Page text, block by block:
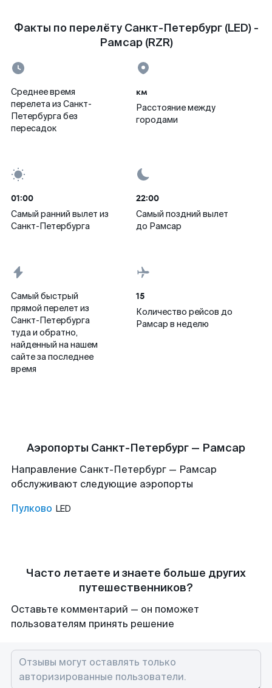
Факты по перелёту Санкт-Петербург (LED) -
Рамсар (RZR)
Среднее время
перелета из Санкт-
Петербурга без
пересадок
км
Расстояние между
городами
01:00
Самый ранний вылет из
Санкт-Петербурга
22:00
Самый поздний вылет
до Рамсар
Самый быстрый
прямой перелет из
Санкт-Петербурга
туда и обратно,
найденный на нашем
сайте за последнее
время
15
Количество рейсов до
Рамсар в неделю
Аэропорты Санкт-Петербург — Рамсар
Направление Санкт-Петербург — Рамсар
обслуживают следующие аэропорты
Пулково LED
Часто летаете и знаете больше других
путешественников?
Оставьте комментарий — он поможет
пользователям принять решение